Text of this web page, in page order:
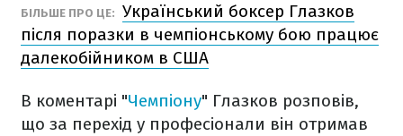
БІЛЬШЕ ПРО ЦЕ: Український боксер Глазков
після поразки в чемпіонському бою працює
далекобійником в США
В коментарі "Чемпіону" Глазков розповів,
що за перехід у професіонали він отримав